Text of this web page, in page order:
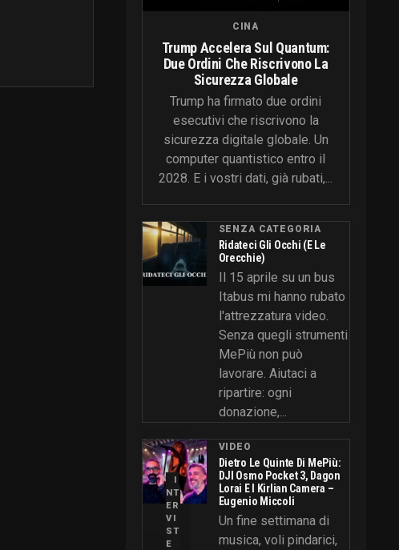
CINA
Trump Accelera Sul Quantum:
Due Ordini Che Riscrivono La
Sicurezza Globale
Trump ha firmato due ordini
esecutivi che riscrivono la
sicurezza digitale globale. Un
computer quantistico entro il
2028. E i vostri dati, già rubati,...
SENZA CATEGORIA
Ridateci Gli Occhi (e Le
Orecchie)
Il 15 aprile su un bus
Itabus mi hanno rubato
l'attrezzatura video.
Senza quegli strumenti
MePiù non può
lavorare. Aiutaci a
ripartire: ogni
donazione,...
VIDEO
Dietro Le Quinte Di MePiù:
DJI Osmo Pocket 3, Dagon
Lorai E I Kirlian Camera –
Eugenio Miccoli
Un fine settimana di
musica, voli pindarici,
I
NT
ER
VI
ST
E